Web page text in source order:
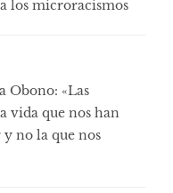
los microracismos
Obono: «Las
vida que nos han
no la que nos